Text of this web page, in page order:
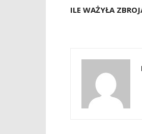
ILE WAŻYŁA